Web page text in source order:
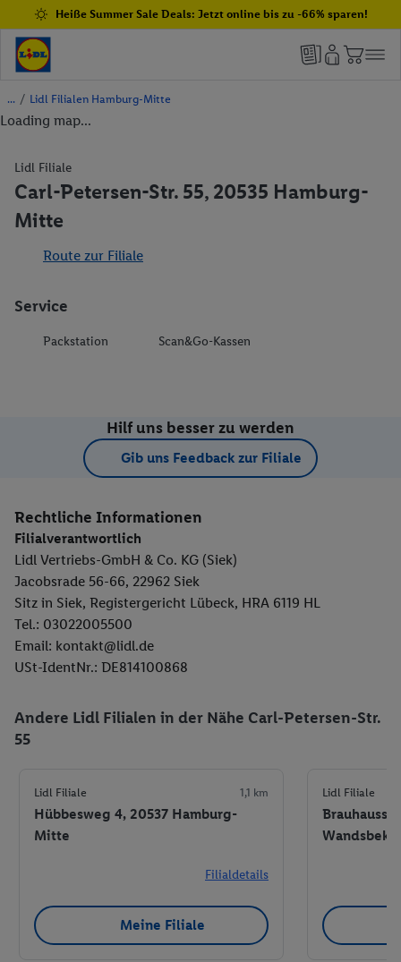
Heiße Summer Sale Deals: Jetzt online bis zu -66% sparen!
/ Lidl Filialen Hamburg-Mitte
Loading map...
Lidl Filiale
Carl-Petersen-Str. 55, 20535 Hamburg-
Mitte
Route zur Filiale
Service
Packstation Scan&Go-Kassen
Hilf uns besser zu werden
Gib uns Feedback zur Filiale
Rechtliche Informationen
Filialverantwortlich
Lidl Vertriebs-GmbH & Co. KG (Siek)
Jacobsrade 56-66, 22962 Siek
Sitz in Siek, Registergericht Lübeck, HRA 6119 HL
Tel.: 03022005500
Email: kontakt@lidl.de
USt-IdentNr.: DE814100868
Andere Lidl Filialen in der Nähe Carl-Petersen-Str.
55
Lidl Filiale 1,1 km
Hübbesweg 4, 20537 Hamburg-
Mitte
Filialdetails
Meine Filiale
Lidl Filiale
Wandsbek